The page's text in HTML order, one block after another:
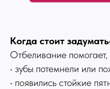
Когда стоит
Отбеливание помогает,
• зубы потемнели или
• появились стойкие